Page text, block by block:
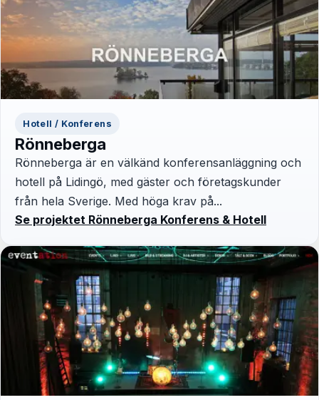
Hotell / Konferens
Rönneberga
Rönneberga är en välkänd konferensanläggning och
hotell på Lidingö, med gäster och företagskunder
från hela Sverige. Med höga krav på...
Se projektet Rönneberga Konferens & Hotell